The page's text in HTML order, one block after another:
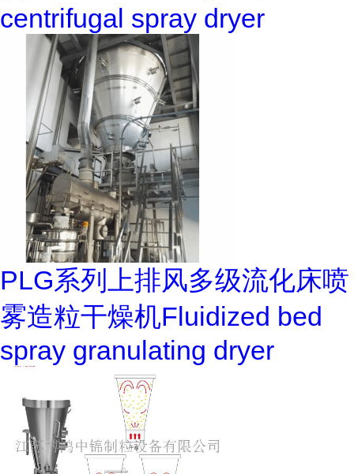
centrifugal spray dryer
PLG系列上排风多级流化床喷
雾造粒干燥机Fluidized bed
spray granulating dryer